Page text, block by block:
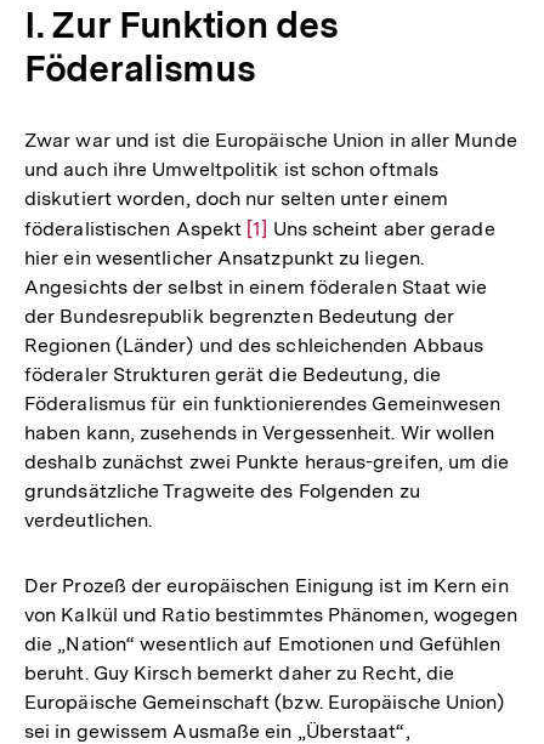
I. Zur Funktion des
Föderalismus
Zwar war und ist die Europäische Union in aller Munde
und auch ihre Umweltpolitik ist schon oftmals
diskutiert worden, doch nur selten unter einem
föderalistischen Aspekt Zur
Auflösung
der
Fußnote
[1] Uns scheint aber gerade
hier ein wesentlicher Ansatzpunkt zu liegen.
Angesichts der selbst in einem föderalen Staat wie
der Bundesrepublik begrenzten Bedeutung der
Regionen (Länder) und des schleichenden Abbaus
föderaler Strukturen gerät die Bedeutung, die
Föderalismus für ein funktionierendes Gemeinwesen
haben kann, zusehends in Vergessenheit. Wir wollen
deshalb zunächst zwei Punkte heraus-greifen, um die
grundsätzliche Tragweite des Folgenden zu
verdeutlichen.
Der Prozeß der europäischen Einigung ist im Kern ein
von Kalkül und Ratio bestimmtes Phänomen, wogegen
die „Nation“ wesentlich auf Emotionen und Gefühlen
beruht. Guy Kirsch bemerkt daher zu Recht, die
Europäische Gemeinschaft (bzw. Europäische Union)
sei in gewissem Ausmaße ein „Überstaat“,